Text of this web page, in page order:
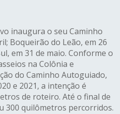
inaugura o seu Caminho
Boqueirão do Leão, em 26
em 31 de maio. Conforme o
na Colônia e
do Caminho Autoguiado,
e 2021, a intenção é
de roteiro. Até o final de
300 quilômetros percorridos.